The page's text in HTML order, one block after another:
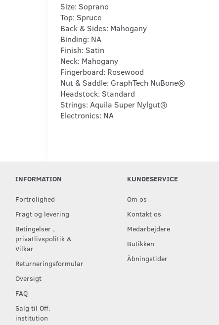
Size: Soprano
Top: Spruce
Back & Sides: Mahogany
Binding: NA
Finish: Satin
Neck: Mahogany
Fingerboard: Rosewood
Nut & Saddle: GraphTech NuBone®
Headstock: Standard
Strings: Aquila Super Nylgut®
Electronics: NA
INFORMATION
Fortrolighed
Fragt og levering
Betingelser ,
privatlivspolitik &
Vilkår
Returneringsformular
Oversigt
FAQ
Salg til Off.
institution
KUNDESERVICE
Om os
Kontakt os
Medarbejdere
Butikken
Åbningstider